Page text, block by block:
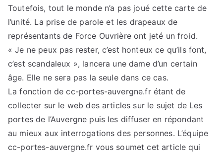
Toutefois, tout le monde n’a pas joué cette carte de
l’unité. La prise de parole et les drapeaux de
représentants de Force Ouvrière ont jeté un froid.
« Je ne peux pas rester, c’est honteux ce qu’ils font,
c’est scandaleux », lancera une dame d’un certain
âge. Elle ne sera pas la seule dans ce cas.
La fonction de cc-portes-auvergne.fr étant de
collecter sur le web des articles sur le sujet de Les
portes de l’Auvergne puis les diffuser en répondant
au mieux aux interrogations des personnes. L’équipe
cc-portes-auvergne.fr vous soumet cet article qui